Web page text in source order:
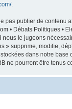
.
pas publier de contenu
• Débats Politiques •
nous le jugeons
» supprime, modifie,
dans notre base
ne pourront être tenus